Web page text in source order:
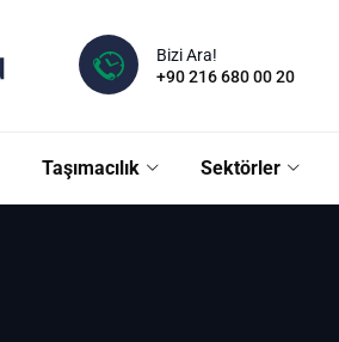
Bizi Ara!
+90 216 680 00 20
Taşımacılık Sektörler